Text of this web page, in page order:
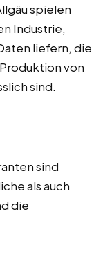
spielen
Industrie,
liefern, die
von
sind.
sind
als auch
die